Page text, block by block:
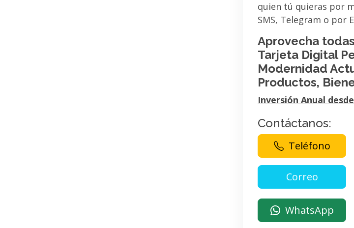
quien tú quieras por
SMS, Telegram o por
Aprovecha
Tarjeta Digital
Modernidad
Productos,
Inversión Anual
Contáctanos:
Teléfono
WhatsApp